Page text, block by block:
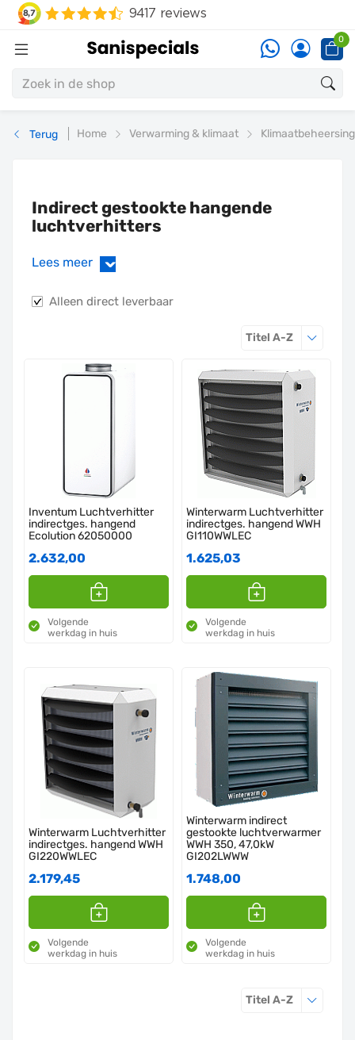
0
Terug Home Verwarming & klimaat Klimaatbeheersing
Indirect gestookte hangende
luchtverhitters
Lees meer ›
Alleen direct leverbaar
Titel A-ZSorteren op
Inventum Luchtverhitter
indirectges. hangend
Ecolution 62050000
2.632,00
Volgende
werkdag in huis
Winterwarm Luchtverhitter
indirectges. hangend WWH
GI110WWLEC
1.625,03
Volgende
werkdag in huis
Winterwarm Luchtverhitter
indirectges. hangend WWH
GI220WWLEC
2.179,45
Volgende
werkdag in huis
Winterwarm indirect
gestookte luchtverwarmer
WWH 350, 47,0kW
GI202LWWW
1.748,00
Volgende
werkdag in huis
Titel A-ZSorteren op